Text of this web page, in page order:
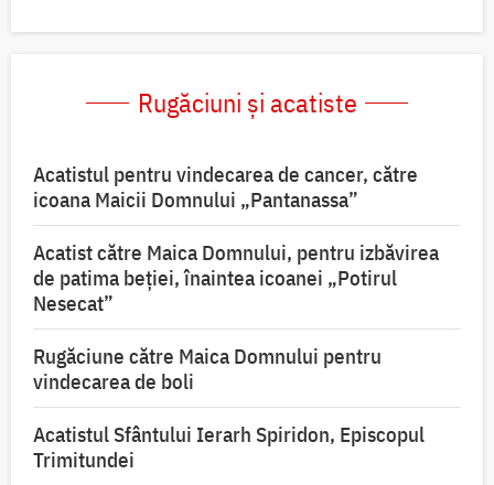
Rugăciuni și acatiste
Acatistul pentru vindecarea de cancer, către
icoana Maicii Domnului „Pantanassa”
Acatist către Maica Domnului, pentru izbăvirea
de patima beției, înaintea icoanei „Potirul
Nesecat”
Rugăciune către Maica Domnului pentru
vindecarea de boli
Acatistul Sfântului Ierarh Spiridon, Episcopul
Trimitundei